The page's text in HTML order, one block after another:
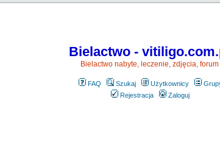
Bielactwo -
Bielactwo nabyte, leczenie, zdjęcia, forum
FAQ Szukaj Użytkownicy
Rejestracja
Zaloguj